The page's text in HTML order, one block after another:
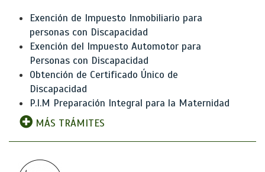
Exención de Impuesto Inmobiliario para
personas con Discapacidad
Exención del Impuesto Automotor para
Personas con Discapacidad
Obtención de Certificado Único de
Discapacidad
P.I.M Preparación Integral para la Maternidad
MÁS TRÁMITES